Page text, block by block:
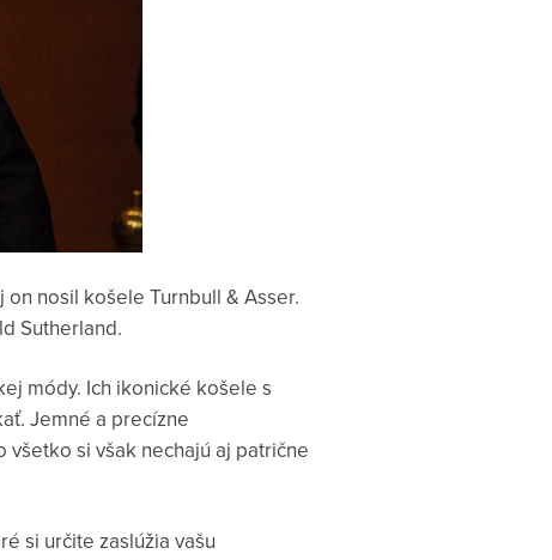
nosil košele Turnbull & Asser.
Sutherland.
módy. Ich ikonické košele s
Jemné a precízne
všetko si však nechajú aj patrične
si určite zaslúžia vašu